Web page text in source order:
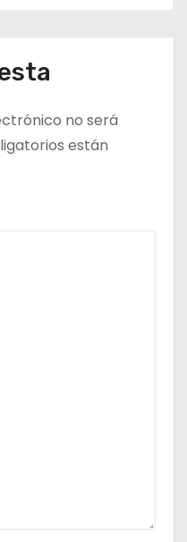
no será
están